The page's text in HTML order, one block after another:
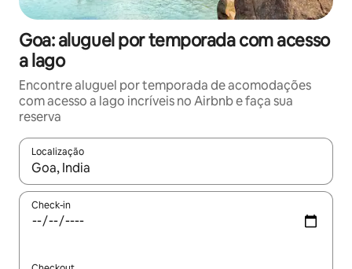
Goa: aluguel por temporada com acesso
a lago
Encontre aluguel por temporada de acomodações
com acesso a lago incríveis no Airbnb e faça sua
reserva
Localização
Quando os resultados estiverem disponíveis, explore-os
Check-in